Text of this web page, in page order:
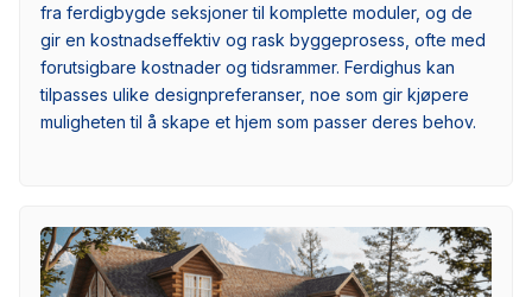
fra ferdigbygde seksjoner til komplette moduler, og de
gir en kostnadseffektiv og rask byggeprosess, ofte med
forutsigbare kostnader og tidsrammer. Ferdighus kan
tilpasses ulike designpreferanser, noe som gir kjøpere
muligheten til å skape et hjem som passer deres behov.